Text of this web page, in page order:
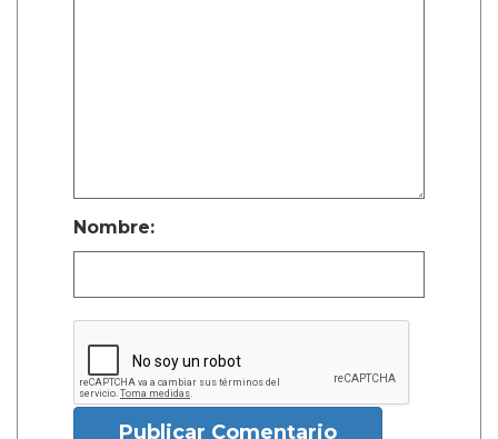
Nombre:
Publicar Comentario